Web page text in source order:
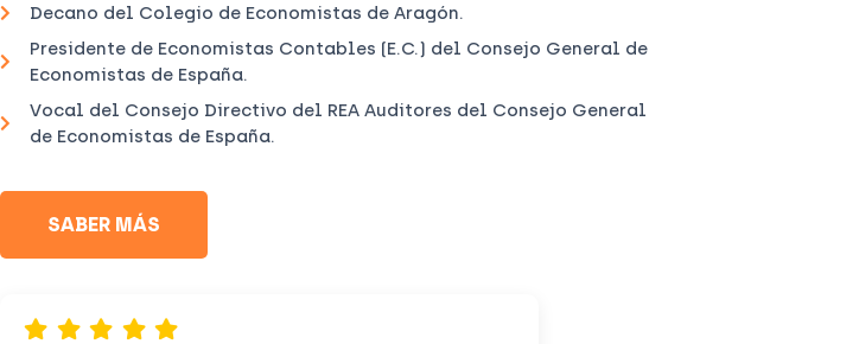
Decano del Colegio de Economistas de Aragón.
Presidente de Economistas Contables (E.C.) del Consejo General de
Economistas de España.
Vocal del Consejo Directivo del REA Auditores del Consejo General
de Economistas de España.
SABER MÁS